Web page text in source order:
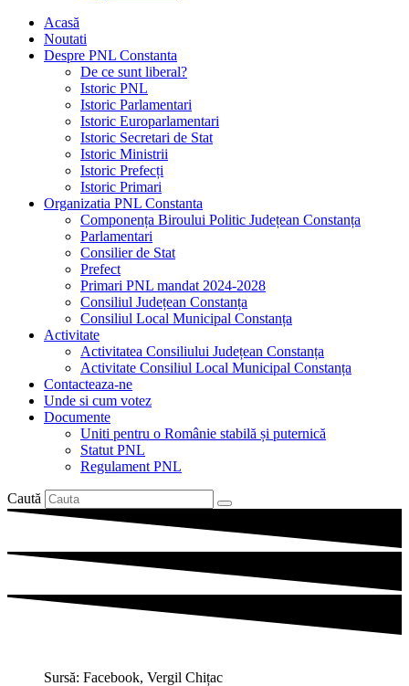
Acasă
Noutati
Despre PNL Constanta
De ce sunt liberal?
Istoric PNL
Istoric Parlamentari
Istoric Europarlamentari
Istoric Secretari de Stat
Istoric Ministrii
Istoric Prefecți
Istoric Primari
Organizatia PNL Constanta
Componența Biroului Politic Județean Constanța
Parlamentari
Consilier de Stat
Prefect
Primari PNL mandat 2024-2028
Consiliul Județean Constanța
Consiliul Local Municipal Constanța
Activitate
Activitatea Consiliului Județean Constanța
Activitate Consiliul Local Municipal Constanța
Contacteaza-ne
Unde si cum votez
Documente
Uniti pentru o Românie stabilă și puternică
Statut PNL
Regulament PNL
Caută
Sursă: Facebook, Vergil Chițac